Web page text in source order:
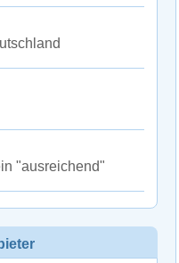
"ausreichend"